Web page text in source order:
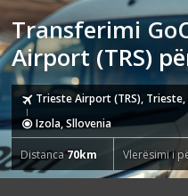
Transferimi
Airport (TRS)
Trieste Airport (TRS),
Izola, Sllovenia
Distanca70km Vlerësimi i